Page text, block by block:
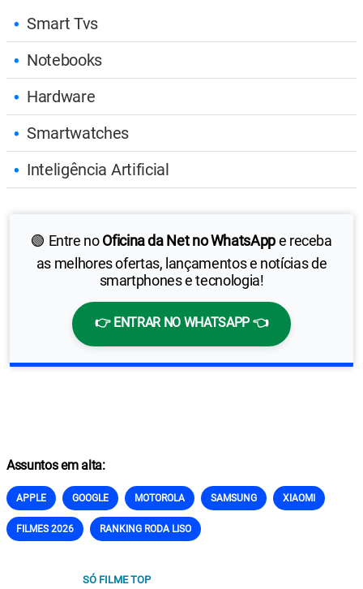
Smart Tvs
Notebooks
Hardware
Smartwatches
Inteligência Artificial
🟢 Entre noOficina da Net no WhatsAppe receba
as melhores ofertas, lançamentos e notícias de
smartphones e tecnologia!
👉 ENTRAR NO WHATSAPP 👈
Assuntos em alta:
APPLE GOOGLE MOTOROLA SAMSUNG XIAOMI
FILMES 2026 RANKING RODA LISO
SÓ FILME TOP